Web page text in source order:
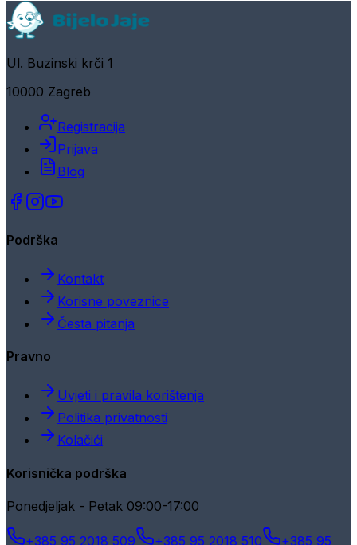
Ul. Buzinski krči 1
10000 Zagreb
Registracija
Prijava
Blog
Podrška
Kontakt
Korisne poveznice
Česta pitanja
Pravno
Uvjeti i pravila korištenja
Politika privatnosti
Kolačići
Korisnička podrška
Ponedjeljak - Petak 09:00-17:00
+385 95 2018 509 +385 95 2018 510 +385 95